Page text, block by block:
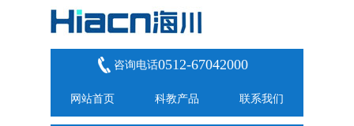
咨询电话0512-67042000
网站首页 科教产品 联系我们